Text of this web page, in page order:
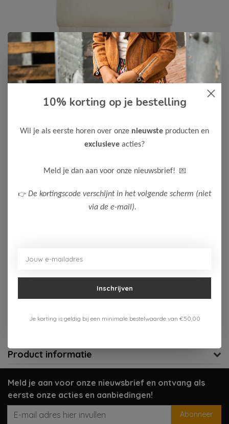
Le Chic -50%
25,00 49,99
Kleur: Dreamy Creamy
Maak een keuze:
Aan verlanglijst toevoegen
Gratis verzenden vanaf 75,-
Verzenden 1-3 werkdagen
Product informatie
Meld je aan voor onze nieuwsbrief en ontvang als
eerste onze acties en aanbiedingen!
Abonneer
10% korting op je bestelling
Wil je als eerste horen over onze nieuwste producten en
exclusieve acties?
Meld je dan aan voor onze nieuwsbrief! 💌
👉 De kortingscode verschijnt in het volgende scherm (niet
via de e-mail).
Inschrijven
Je korting is geldig bij een minimale bestelwaarde van €50,00